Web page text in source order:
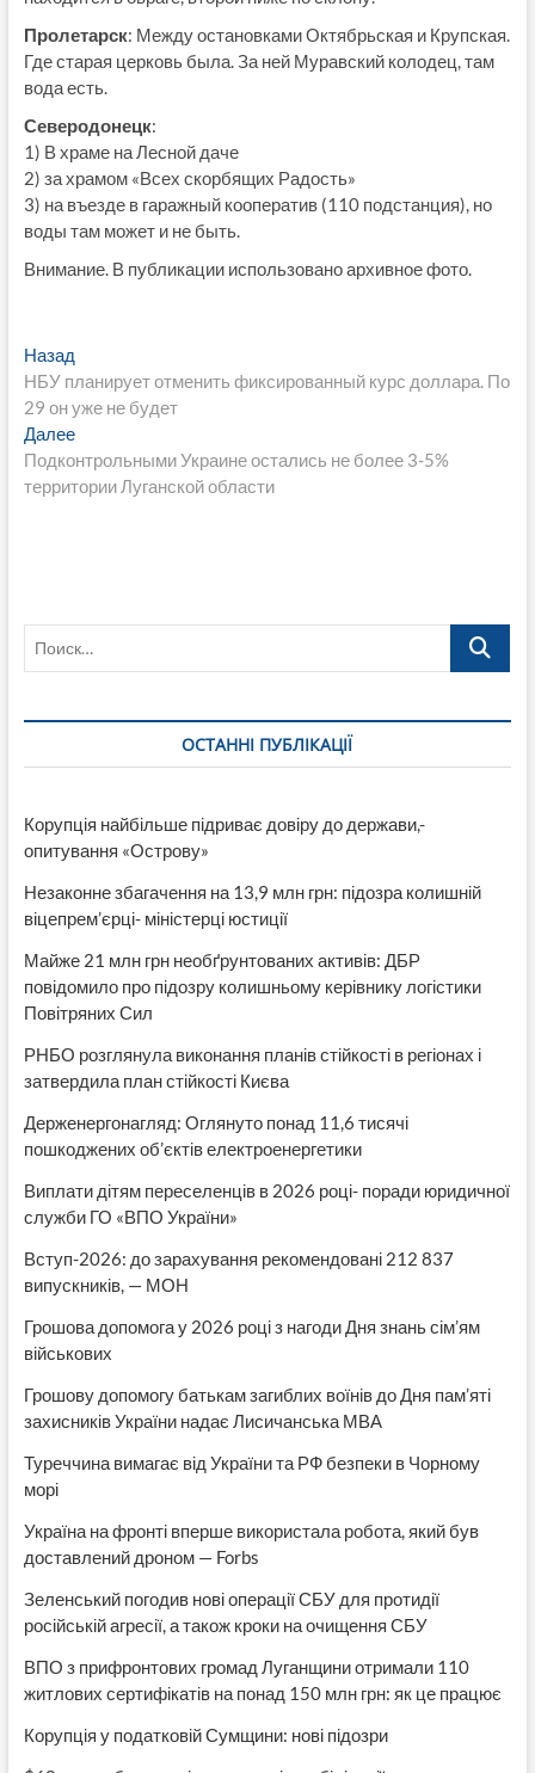
Пролетарск: Между остановками Октябрьская и Крупская.
Где старая церковь была. За ней Муравский колодец, там
вода есть.
Северодонецк:
1) В храме на Лесной даче
2) за храмом «Всех скорбящих Радость»
3) на въезде в гаражный кооператив (110 подстанция), но
воды там может и не быть.
Внимание. В публикации использовано архивное фото.
Навигация
по
записям
НазадПредыдущая
запись:
НБУ планирует отменить фиксированный курс доллара. По
29 он уже не будет
ДалееСледующая
запись:
Подконтрольными Украине остались не более 3-5%
территории Луганской области
Поиск…
ОСТАННІ ПУБЛІКАЦІЇ
Корупція найбільше підриває довіру до держави,-
опитування «Острову»
Незаконне збагачення на 13,9 млн грн: підозра колишній
віцепрем’єрці- міністерці юстиції
Майже 21 млн грн необґрунтованих активів: ДБР
повідомило про підозру колишньому керівнику логістики
Повітряних Сил
РНБО розглянула виконання планів стійкості в регіонах і
затвердила план стійкості Києва
Держенергонагляд: Оглянуто понад 11,6 тисячі
пошкоджених об’єктів електроенергетики
Виплати дітям переселенців в 2026 році- поради юридичної
служби ГО «ВПО України»
Вступ-2026: до зарахування рекомендовані 212 837
випускників, — МОН
Грошова допомога у 2026 році з нагоди Дня знань сім’ям
військових
Грошову допомогу батькам загиблих воїнів до Дня пам’яті
захисників України надає Лисичанська МВА
Туреччина вимагає від України та РФ безпеки в Чорному
морі
Україна на фронті вперше використала робота, який був
доставлений дроном — Forbs
Зеленський погодив нові операції СБУ для протидії
російській агресії, а також кроки на очищення СБУ
ВПО з прифронтових громад Луганщини отримали 110
житлових сертифікатів на понад 150 млн грн: як це працює
Корупція у податковій Сумщини: нові підозри